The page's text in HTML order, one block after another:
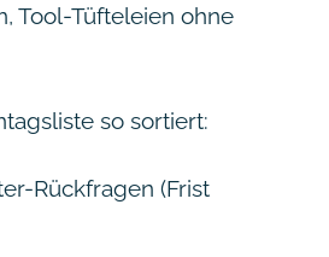
Tool-Tüfteleien ohne
so sortiert:
Rückfragen (Frist